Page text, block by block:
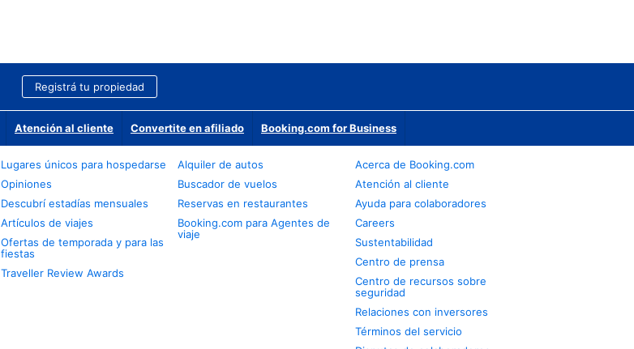
Registrá tu propiedad
Atención al cliente Convertite en afiliado Booking.com for Business
Lugares únicos para hospedarse
Opiniones
Descubrí estadías mensuales
Artículos de viajes
Ofertas de temporada y para las
fiestas
Traveller Review Awards
Alquiler de autos
Buscador de vuelos
Reservas en restaurantes
Booking.com para Agentes de
viaje
Acerca de Booking.com
Atención al cliente
Ayuda para colaboradores
Careers
Sustentabilidad
Centro de prensa
Centro de recursos sobre
seguridad
Relaciones con inversores
Términos del servicio